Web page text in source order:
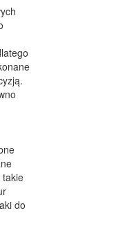
takie
do